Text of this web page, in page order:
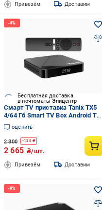
Привезём Доставим
Бесплатная доставка
в почтоматы Эпицентр
Смарт TV приставка Tanix TX5
4/64 Гб Smart TV Box Android TV
14 (594-64)
оценить
2 800 -135₴
2 665 ₴/шт.
Привезём Доставим